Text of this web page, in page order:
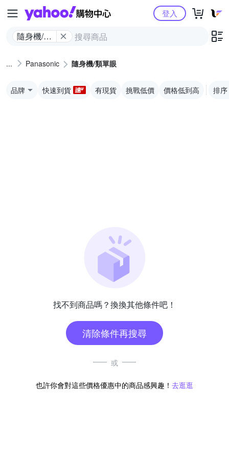
Yahoo購物中心
隨身機/類
登入
Panasonic 隨身機/類單眼
品牌 快速到貨 有現貨 挑戰低價 價格低到高 排序
找不到商品嗎？換換其他條件吧！
清除條件再搜尋
或
也許你會對這些價格優惠中的商品感興趣！ 去逛逛